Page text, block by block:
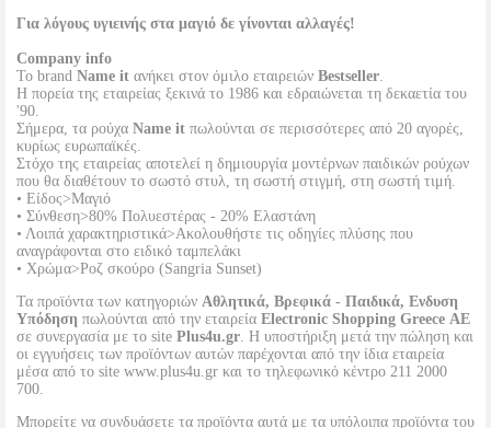
Για λόγους υγιεινής στα μαγιό δε γίνονται αλλαγές!
Company info
Το brand Name it ανήκει στον όμιλο εταιρειών Bestseller.
Η πορεία της εταιρείας ξεκινά το 1986 και εδραιώνεται τη δεκαετία του
'90.
Σήμερα, τα ρούχα Name it πωλούνται σε περισσότερες από 20 αγορές,
κυρίως ευρωπαϊκές.
Στόχο της εταιρείας αποτελεί η δημιουργία μοντέρνων παιδικών ρούχων
που θα διαθέτουν το σωστό στυλ, τη σωστή στιγμή, στη σωστή τιμή.
• Είδος>Μαγιό
• Σύνθεση>80% Πολυεστέρας - 20% Ελαστάνη
• Λοιπά χαρακτηριστικά>Ακολουθήστε τις οδηγίες πλύσης που
αναγράφονται στο ειδικό ταμπελάκι
• Χρώμα>Ροζ σκούρο (Sangria Sunset)
Τα προϊόντα των κατηγοριών Αθλητικά, Βρεφικά - Παιδικά, Ενδυση
Υπόδηση πωλούνται από την εταιρεία Electronic Shopping Greece ΑΕ
σε συνεργασία με το site Plus4u.gr. Η υποστήριξη μετά την πώληση και
οι εγγυήσεις των προϊόντων αυτών παρέχονται από την ίδια εταιρεία
μέσα από το site www.plus4u.gr και το τηλεφωνικό κέντρο 211 2000
700.
Μπορείτε να συνδυάσετε τα προϊόντα αυτά με τα υπόλοιπα προϊόντα του